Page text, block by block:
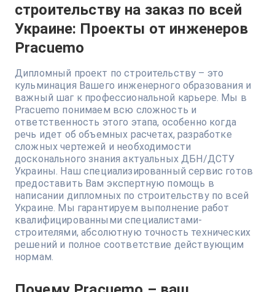
строительству на заказ по всей
Украине: Проекты от инженеров
Pracuemo
Дипломный проект по строительству – это
кульминация Вашего инженерного образования и
важный шаг к профессиональной карьере. Мы в
Pracuemo понимаем всю сложность и
ответственность этого этапа, особенно когда
речь идет об объемных расчетах, разработке
сложных чертежей и необходимости
досконального знания актуальных ДБН/ДСТУ
Украины. Наш специализированный сервис готов
предоставить Вам экспертную помощь в
написании дипломных по строительству по всей
Украине. Мы гарантируем выполнение работ
квалифицированными специалистами-
строителями, абсолютную точность технических
решений и полное соответствие действующим
нормам.